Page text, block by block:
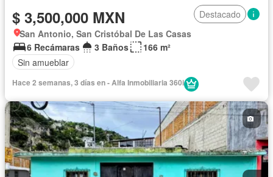
$ 3,500,000 MXN
Destacado
San Antonio, San Cristóbal De Las Casas
6 Recámaras
3 Baños
166 m²
Sin amueblar
Hace 2 semanas, 3 días en - Alfa Inmobiliaria 360i